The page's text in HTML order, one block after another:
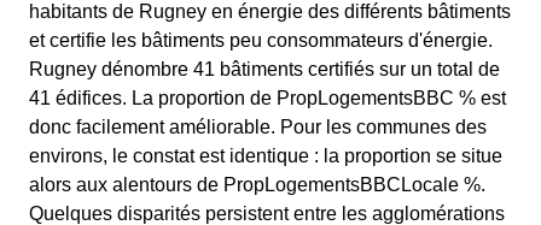
habitants de Rugney en énergie des différents bâtiments
et certifie les bâtiments peu consommateurs d'énergie.
Rugney dénombre 41 bâtiments certifiés sur un total de
41 édifices. La proportion de PropLogementsBBC % est
donc facilement améliorable. Pour les communes des
environs, le constat est identique : la proportion se situe
alors aux alentours de PropLogementsBBCLocale %.
Quelques disparités persistent entre les agglomérations